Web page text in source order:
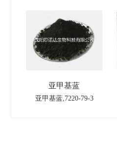
亚甲基蓝
亚甲基蓝,7220-79-3